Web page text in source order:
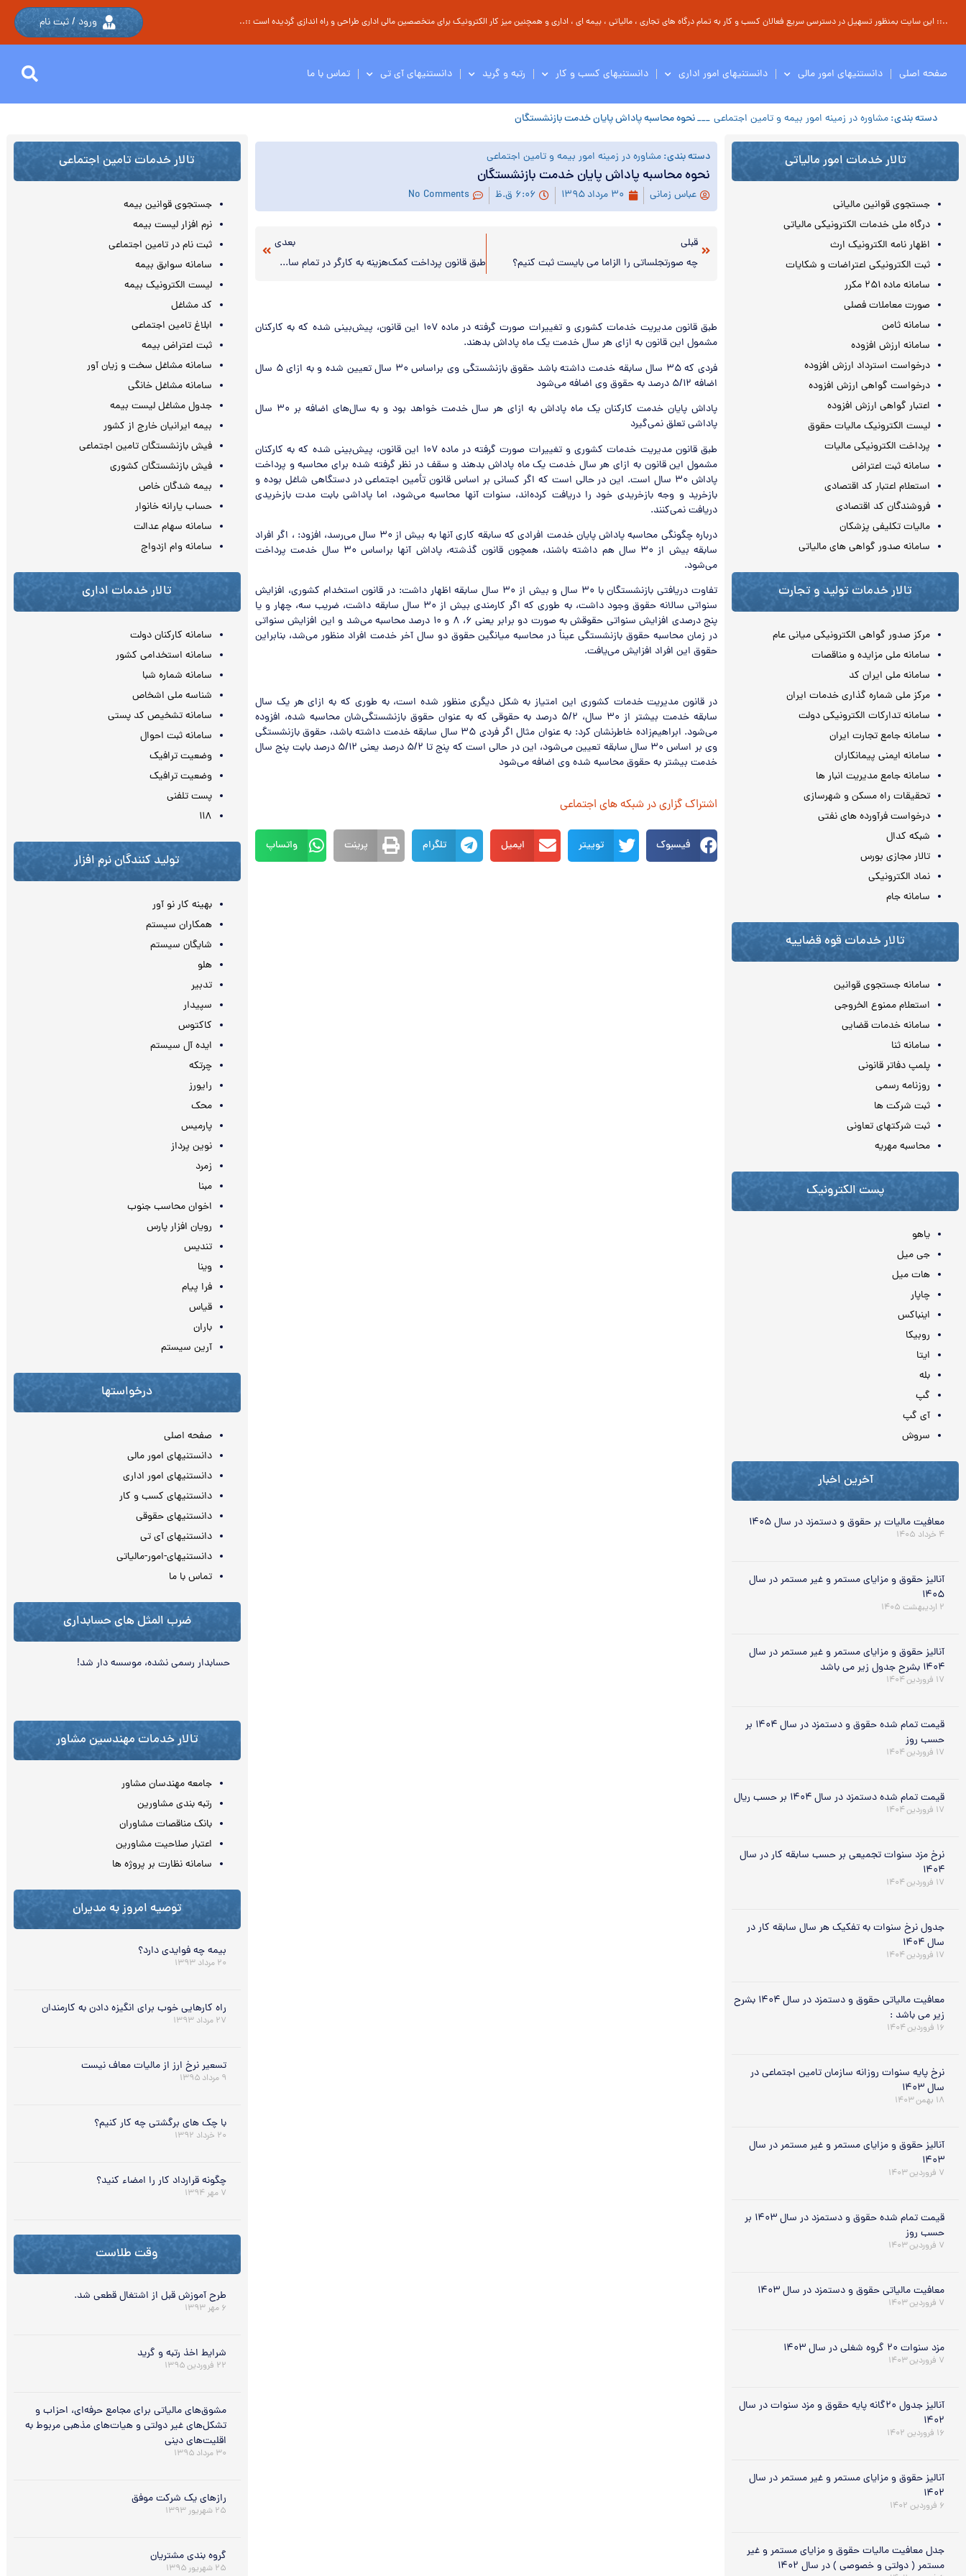
..:: این سایت بمنظور تسهیل در دسترسی سریع فعالان کسب و کار به تمام درگاه های تجاری ، مالیاتی ، بیمه ای ، اداری و همچنین میز کار الکترونیک برای متخصصین مالی اداری طراحی و راه اندازی گردیده است ::.. ورود / ثبت نام
صفحه اصلی دانستنیهای امور مالی دانستنیهای امور اداری دانستنیهای کسب و کار رتبه و گرید دانستنیهای آی تی تماس با ما
دسته بندی:مشاوره در زمینه امور بیمه و تامین اجتماعی ___ نحوه محاسبه پاداش پایان‌ خدمت بازنشستگان
تالار خدمات امور مالیاتی
جستجوی قوانین مالیانی
درگاه ملی خدمات الکترونیکی مالیاتی
اظهار نامه الکترونیک ارث
ثبت الکترونیکی اعتراضات و شکایات
سامانه ماده ۲۵۱ مکرر
صورت معاملات فصلی
سامانه ثامن
سامانه ارزش افزوده
درخواست استرداد ارزش افزوده
درخواست گواهی ارزش افزوده
اعتبار گواهی ارزش افزوده
لیست الکترونیک مالیات حقوق
پرداخت الکترونیکی مالیات
سامانه ثبت اعتراض
استعلام اعتبار کد اقتصادی
فروشندگان کد اقتصادی
مالیات تکلیفی پزشکان
سامانه صدور گواهی های مالیاتی
تالار خدمات تولید و تجارت
مرکز صدور گواهی الکترونیکی میانی عام
سامانه ملی مزایده و مناقصات
سامانه ملی ایران کد
مرکز ملی شماره گذاری خدمات ایران
سامانه تدارکات الکترونیکی دولت
سامانه جامع تجارت ایران
سامانه ایمنی پیمانکاران
سامانه جامع مدیریت انبار ها
تحقیقات راه مسکن و شهرسازی
درخواست فرآورده های نفتی
شبکه کدال
تالار مجازی بورس
نماد الکترونیکی
سامانه جام
تالار خدمات قوه قضاییه
سامانه جستجوی قوانین
استعلام ممنوع الخروجی
سامانه خدمات قضایی
سامانه ثنا
پلمپ دفاتر قانونی
روزنامه رسمی
ثبت شرکت ها
ثبت شرکتهای تعاونی
محاسبه مهريه
پست الکترونیک
یاهو
جی میل
هات میل
چاپار
اینباکس
روبیکا
ایتا
بله
گپ
آی گپ
سروش
آخرین اخبار
معافیت مالیات بر حقوق و دستمزد در سال ۱۴۰۵
۴ خرداد ۱۴۰۵
آنالیز حقوق و مزایای مستمر و غیر مستمر در سال
۱۴۰۵
۲ اردیبهشت ۱۴۰۵
آنالیز حقوق و مزایای مستمر و غیر مستمر در سال
۱۴۰۴ بشرح جدول زیر می باشد
۱۷ فروردین ۱۴۰۴
قیمت تمام شده حقوق و دستمزد در سال ۱۴۰۴ بر
حسب روز
۱۷ فروردین ۱۴۰۴
قیمت تمام شده دستمزد در سال ۱۴۰۴ بر حسب ریال
۱۷ فروردین ۱۴۰۴
نرخ مزد سنوات تجمیعی بر حسب سابقه کار در سال
۱۴۰۴
۱۷ فروردین ۱۴۰۴
جدول نرخ سنوات به تفکیک هر سال سابقه کار در
سال ۱۴۰۴
۱۷ فروردین ۱۴۰۴
معافیت مالیاتی حقوق و دستمزد در سال ۱۴۰۴ بشرح
زیر می باشد :
۱۶ فروردین ۱۴۰۴
نرخ پایه سنوات روزانه سازمان تامین اجتماعی در
سال ۱۴۰۳
۱۸ بهمن ۱۴۰۳
آنالیز حقوق و مزایای مستمر و غیر مستمر در سال
۱۴۰۳
۷ فروردین ۱۴۰۳
قیمت تمام شده حقوق و دستمزد در سال ۱۴۰۳ بر
حسب روز
۷ فروردین ۱۴۰۳
معافیت مالیاتی حقوق و دستمزد در سال ۱۴۰۳
۷ فروردین ۱۴۰۳
مزد سنوات ۲۰ گروه شغلی در سال ۱۴۰۳
۷ فروردین ۱۴۰۳
آنالیز جدول ۲۰گانه پایه حقوق و مزد سنوات در سال
۱۴۰۲
۱۶ فروردین ۱۴۰۲
آنالیز حقوق و مزایای مستمر و غیر مستمر در سال
۱۴۰۲
۶ فروردین ۱۴۰۲
جدل معافیت مالیات حقوق و مزایای مستمر و غیر
مستمر ( دولتی و خصوصی ) در سال ۱۴۰۲
دسته بندی:مشاوره در زمینه امور بیمه و تامین اجتماعی
نحوه محاسبه پاداش پایان‌ خدمت بازنشستگان
عباس زمانی ۳۰ مرداد ۱۳۹۵ ۶:۰۶ ق.ظ No Comments
قبلی
چه صورتجلساتی را الزاما می بایست ثبت کنیم؟
بعدی
طبق قانون پرداخت کمک‌هزینه به کارگر در تمام سال ۳۰روز است.
طبق قانون مدیریت خدمات کشوری و تغییرات صورت گرفته در ماده ۱۰۷ این قانون، پیش‌بینی شده که به کارکنان
مشمول این قانون به ازای هر سال خدمت یک ماه پاداش بدهند.
فردی که ۳۵ سال سابقه خدمت داشته باشد حقوق بازنشستگی وی براساس ۳۰ سال تعیین شده و به ازای ۵ سال
اضافه ۵/۱۲ درصد به حقوق وی اضافه می‌شود
پاداش پایان خدمت کارکنان یک ماه پاداش به ازای هر سال خدمت خواهد بود و به سال‌های اضافه بر ۳۰ سال
پاداشی تعلق نمی‌گیرد
طبق قانون مدیریت خدمات کشوری و تغییرات صورت گرفته در ماده ۱۰۷ این قانون، پیش‌بینی شده که به کارکنان
مشمول این قانون به ازای هر سال خدمت یک ماه پاداش بدهند و سقف در نظر گرفته شده برای محاسبه و پرداخت
پاداش ۳۰ سال است. این در حالی است که اگر کسانی بر اساس قانون تأمین اجتماعی در دستگاهی شاغل بوده و
بازخرید و وجه بازخریدی خود را دریافت کرده‌اند، سنوات آنها محاسبه می‌شود، اما پاداشی بابت مدت بازخریدی
دریافت نمی‌کنند.
درباره چگونگی محاسبه پاداش پایان خدمت افرادی که سابقه کاری آنها به بیش از ۳۰ سال می‌رسد، افزود: ، اگر افراد
سابقه بیش از ۳۰ سال هم داشته باشند، همچون قانون گذشته، پاداش آنها براساس ۳۰ سال خدمت پرداخت
می‌شود.
تفاوت دریافتی بازنشستگان با ۳۰ سال و بیش از ۳۰ سال سابقه اظهار داشت: در قانون استخدام کشوری، افزایش
سنواتی سالانه حقوق وجود داشت، به طوری که اگر کارمندی بیش از ۳۰ سال سابقه داشت، ضریب سه، چهار و یا
پنج درصدی افزایش سنواتی حقوقش به صورت دو برابر یعنی ۶، ۸ و ۱۰ درصد محاسبه می‌شد و این افزایش سنواتی
در زمان محاسبه حقوق بازنشستگی عیناً در محاسبه میانگین حقوق دو سال آخر خدمت افراد منظور می‌شد، بنابراین
حقوق این افراد افزایش می‌یافت.
در قانون مدیریت خدمات کشوری این امتیاز به شکل دیگری منظور شده است، به طوری که به ازای هر یک سال
سابقه خدمت بیشتر از ۳۰ سال، ۵/۲ درصد به حقوقی که به عنوان حقوق بازنشستگی‌شان محاسبه شده، افزوده
می‌شود. ابراهیم‌زاده خاطرنشان کرد: به عنوان مثال اگر فردی ۳۵ سال سابقه خدمت داشته باشد، حقوق بازنشستگی
وی بر اساس ۳۰ سال سابقه تعیین می‌شود، این در حالی است که پنج تا ۵/۲ درصد یعنی ۵/۱۲ درصد بابت پنج سال
خدمت بیشتر به حقوق محاسبه شده وی اضافه می‌شود
اشتراک گزاری در شبکه های اجتماعی
فیسبوک توییتر ایمیل تلگرام پرینت واتساپ
تالار خدمات تامین اجتماعی
جستجوی قوانین بیمه
نرم افزار لیست بیمه
ثبت نام در تامین اجتماعی
سامانه سوابق بیمه
لیست الکترونیک بیمه
کد مشاغل
ابلاغ تامین اجتماعی
ثبت اعتراض بیمه
سامانه مشاغل سخت و زیان آور
سامانه مشاغل خانگی
جدول مشاغل لیست بیمه
بیمه ایرانیان خارج از کشور
فیش بازنشستگان تامین اجتماعی
فیش بازنشستگان کشوری
بیمه شدگان خاص
حساب یارانه خانوار
سامانه سهام عدالت
سامانه وام ازدواج
تالار خدمات اداری
سامانه کارکنان دولت
سامانه استخدامی کشور
سامانه شماره شبا
شناسه ملی اشخاص
سامانه تشخیص کد پستی
سامانه ثبت احوال
وضعیت ترافیک
وضعیت ترافیک
پست تلفنی
۱۱۸
تولید کنندگان نرم افزار
بهینه کار نو آور
همکاران سیستم
شایگان سیستم
هلو
تدبیر
سپیدار
کاکتوس
ایده آل سیستم
چرتکه
رایورز
محک
پارمیس
نوین پرداز
زمرد
مبنا
اخوان محاسب جنوب
رویان افزار پارس
تندیس
وینا
فرا پیام
قیاس
باران
آرین سیستم
درخواستها
صفحه اصلی
دانستنیهای امور مالی
دانستنیهای امور اداری
دانستنیهای کسب و کار
دانستنیهای حقوقی
دانستنیهای آی تی
دانستنیهای-امور-مالیاتی
تماس با ما
ضرب المثل های حسابداری
حسابدار رسمی نشده، موسسه‌‏ دار شد!
تالار خدمات مهندسین مشاور
جامعه مهندسان مشاور
رتبه بندی مشاورین
بانک مناقصات مشاوران
اعتبار صلاحیت مشاورین
سامانه نظارت بر پروژه ها
توصیه امروز به مدیران
بیمه چه فوایدی دارد؟
۲۰ مرداد ۱۳۹۳
راه کارهایی خوب برای انگیزه دادن به کارمندان
۲۷ مرداد ۱۳۹۳
تسعیر نرخ ارز از مالیات معاف نیست
۹ مرداد ۱۳۹۵
با چک های برگشتی چه کار کنیم؟
۲۰ خرداد ۱۳۹۲
چگونه قرارداد کار را امضاء کنید؟
۷ مهر ۱۳۹۴
وقت طلاست
طرح آموزش قبل از اشتغال قطعی شد.
۶ مهر ۱۳۹۳
شرایط اخذ رتبه و گرید
۲۲ فروردین ۱۳۹۵
مشوق‌هاي مالياتي براي مجامع حرفه‌اي، احزاب و
تشکل‌هاي غير دولتي و هيات‌هاي مذهبي مربوط به
اقليت‌هاي ديني
۳۰ مرداد ۱۳۹۵
رازهای یک شرکت موفق
۲۵ شهریور ۱۳۹۳
گروه بندی مشتریان
۲۵ شهریور ۱۳۹۵